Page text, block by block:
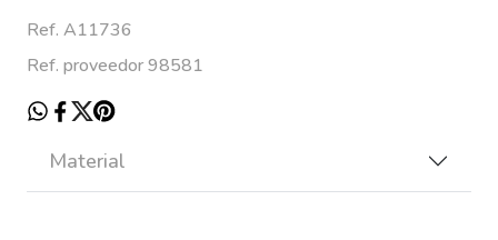
Ref. A11736
Ref. proveedor 98581
Material